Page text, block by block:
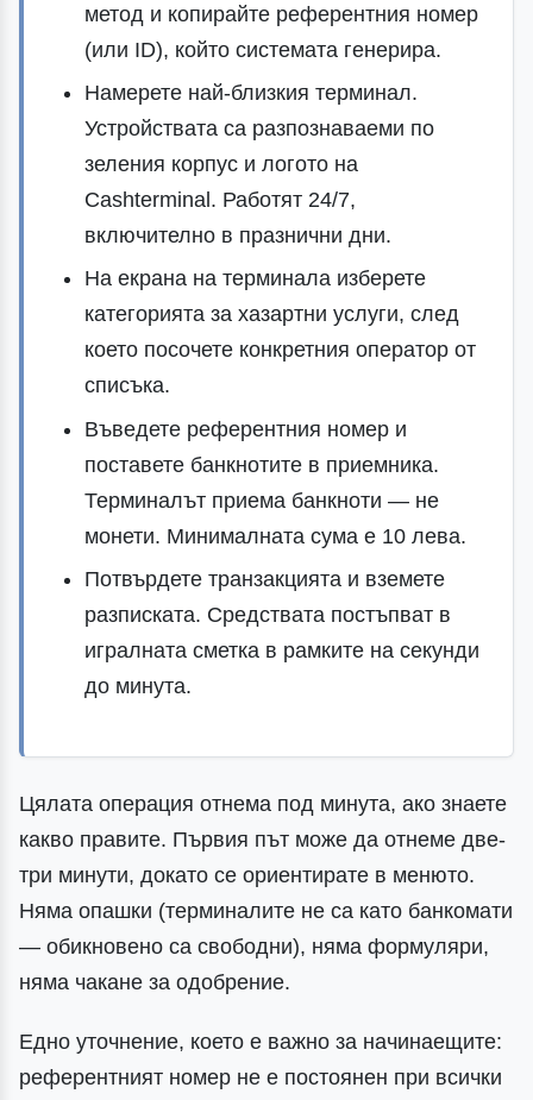
метод и копирайте референтния номер
(или ID), който системата генерира.
Намерете най-близкия терминал.
Устройствата са разпознаваеми по
зеления корпус и логото на
Cashterminal. Работят 24/7,
включително в празнични дни.
На екрана на терминала изберете
категорията за хазартни услуги, след
което посочете конкретния оператор от
списъка.
Въведете референтния номер и
поставете банкнотите в приемника.
Терминалът приема банкноти — не
монети. Минималната сума е 10 лева.
Потвърдете транзакцията и вземете
разписката. Средствата постъпват в
игралната сметка в рамките на секунди
до минута.
Цялата операция отнема под минута, ако знаете
какво правите. Първия път може да отнеме две-
три минути, докато се ориентирате в менюто.
Няма опашки (терминалите не са като банкомати
— обикновено са свободни), няма формуляри,
няма чакане за одобрение.
Едно уточнение, което е важно за начинаещите:
референтният номер не е постоянен при всички